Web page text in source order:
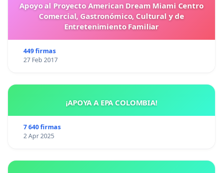
Apoyo al Proyecto American Dream Miami Centro
Comercial, Gastronómico, Cultural y de
Entretenimiento Familiar
449 firmas
27 Feb 2017
¡APOYA A EPA COLOMBIA!
7 640 firmas
2 Apr 2025